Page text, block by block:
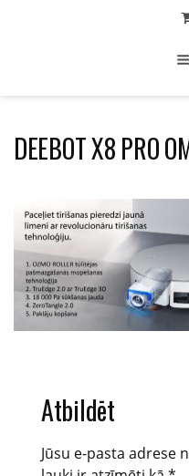
DEEBOT X8 PRO
Atbildēt
Jūsu e-pasta adrese